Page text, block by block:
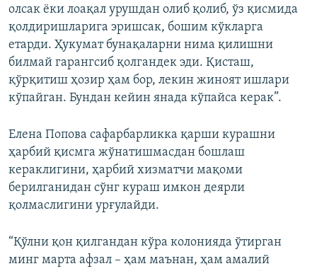
олсак ёки лоақал урушдан олиб қолиб, ўз қисмида
қолдиришларига эришсак, бошим кўкларга
етарди. Ҳукумат бунақаларни нима қилишни
билмай гарангсиб қолгандек эди. Қисташ,
қўрқитиш ҳозир ҳам бор, лекин жиноят ишлари
кўпайган. Бундан кейин янада кўпайса керак”.
Елена Попова сафарбарликка қарши курашни
ҳарбий қисмга жўнатишмасдан бошлаш
кераклигини, ҳарбий хизматчи мақоми
берилганидан сўнг кураш имкон деярли
қолмаслигини урғулайди.
“Қўлни қон қилгандан кўра колонияда ўтирган
минг марта афзал – ҳам маънан, ҳам амалий